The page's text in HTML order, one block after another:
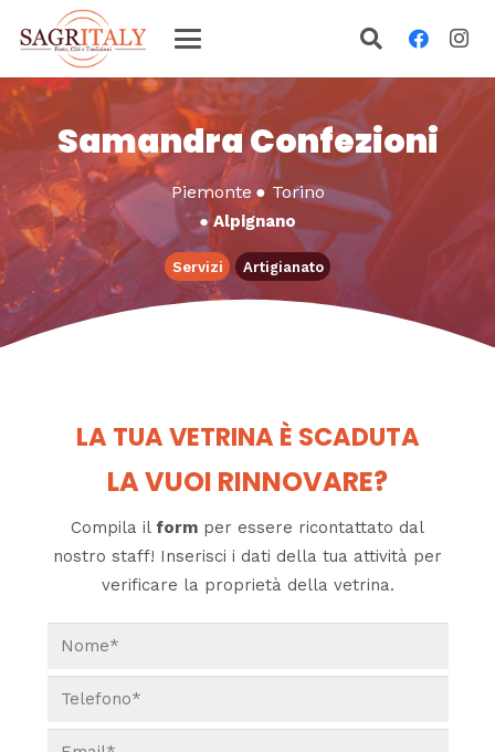
Samandra Confezioni
Piemonte ● Torino
●Alpignano
Servizi Artigianato
LA TUA VETRINA È SCADUTA
LA VUOI RINNOVARE?
Compila il form per essere ricontattato dal
nostro staff! Inserisci i dati della tua attività per
verificare la proprietà della vetrina.